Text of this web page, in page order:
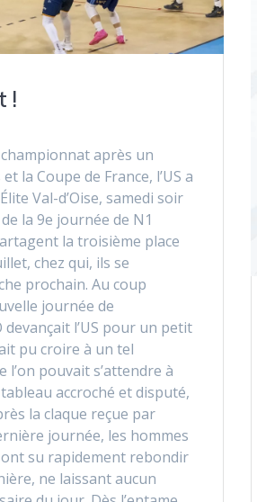
!
après un
la Coupe de France, l’US a
Val-d’Oise, samedi soir
la 9e journée de N1
la troisième place
chez qui, ils se
prochain. Au coup
journée de
devançait l’US pour un petit
pu croire à un tel
l’on pouvait s’attendre à
accroché et disputé,
la claque reçue par
journée, les hommes
su rapidement rebondir
ne laissant aucun